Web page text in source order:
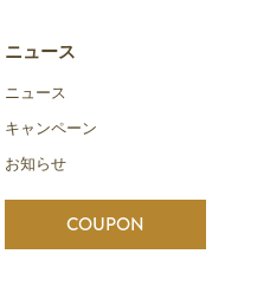
ニュース
ニュース
キャンペーン
お知らせ
COUPON